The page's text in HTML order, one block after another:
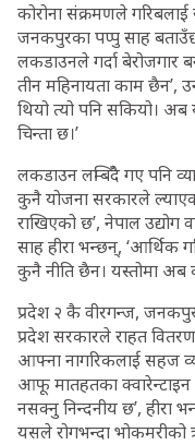
कोरोना संक्रमणले गरिबलाई
जनकपुरका पप्पु साह
लकडाउनले गर्दा बेरोजगार
तीन महिनायता काम छैन’,
थियो त्यो पनि सकियो। अब
चिन्ता छ।’
लकडाउन लम्बिँदै गए पनि
कुनै योजना सरकारले
राखिएको छ’, नेपाल
साह हीरा भन्छन्, ‘आर्थिक
कुनै नीति छैन। यस्तोमा अब
प्रदेश २ कै वीरगन्ज,
प्रदेश सरकारले राहत
आफ्ना नागरिकलाई सहज
आफू मातहतका
नसक्नु निन्दनीय छ’, हीरा
यसले रोगभन्दा भोकमरीको